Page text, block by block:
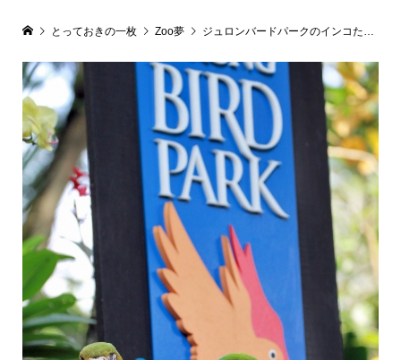
とっておきの一枚 Zoo夢 ジュロンバードパークのインコたち(ルリコンゴウインコ)